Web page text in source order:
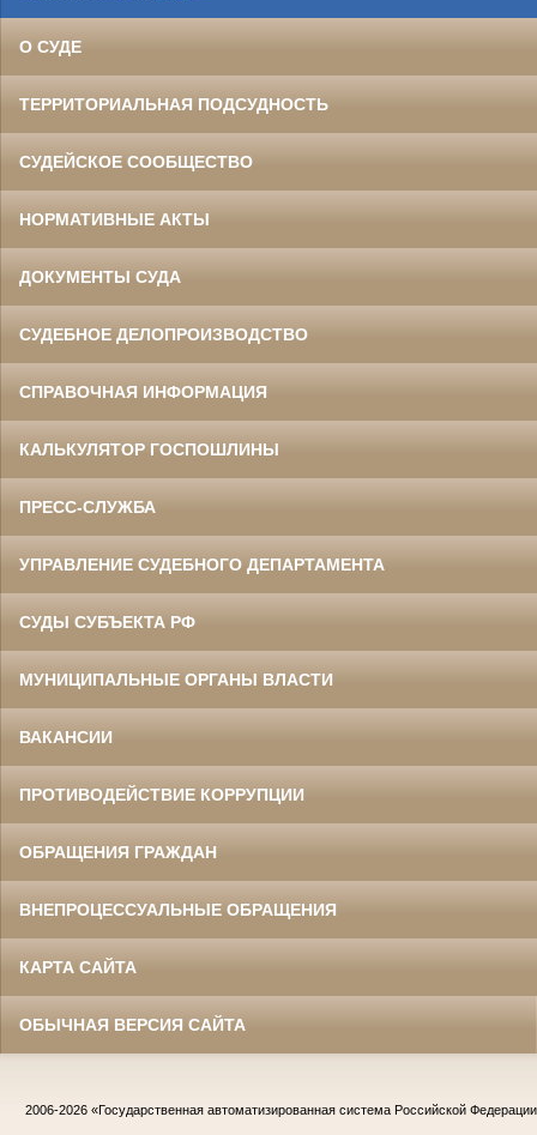
О СУДЕ
ТЕРРИТОРИАЛЬНАЯ ПОДСУДНОСТЬ
СУДЕЙСКОЕ СООБЩЕСТВО
НОРМАТИВНЫЕ АКТЫ
ДОКУМЕНТЫ СУДА
СУДЕБНОЕ ДЕЛОПРОИЗВОДСТВО
СПРАВОЧНАЯ ИНФОРМАЦИЯ
КАЛЬКУЛЯТОР ГОСПОШЛИНЫ
ПРЕСС-СЛУЖБА
УПРАВЛЕНИЕ СУДЕБНОГО ДЕПАРТАМЕНТА
СУДЫ СУБЪЕКТА РФ
МУНИЦИПАЛЬНЫЕ ОРГАНЫ ВЛАСТИ
ВАКАНСИИ
ПРОТИВОДЕЙСТВИЕ КОРРУПЦИИ
ОБРАЩЕНИЯ ГРАЖДАН
ВНЕПРОЦЕССУАЛЬНЫЕ ОБРАЩЕНИЯ
КАРТА САЙТА
ОБЫЧНАЯ ВЕРСИЯ САЙТА
2006-2026 «Государственная автоматизированная система Российской